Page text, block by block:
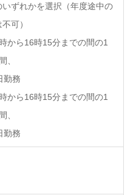
いずれかを選択（年度途中の
可）
から16時15分までの間の1
、
勤務
から16時15分までの間の1
、
勤務